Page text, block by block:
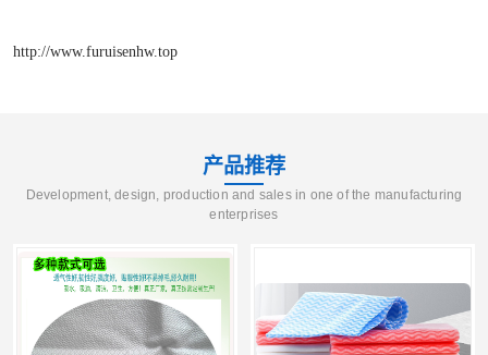
http://www.furuisenhw.top
产品推荐
Development, design, production and sales in one of the manufacturing
enterprises